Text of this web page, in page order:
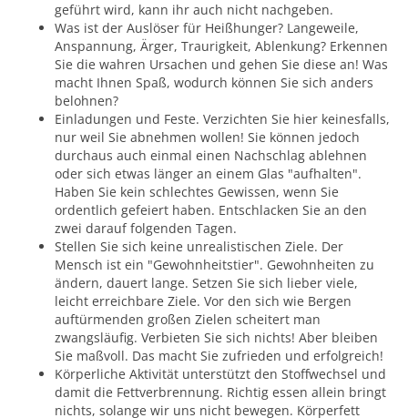
geführt wird, kann ihr auch nicht nachgeben.
Was ist der Auslöser für Heißhunger? Langeweile,
Anspannung, Ärger, Traurigkeit, Ablenkung? Erkennen
Sie die wahren Ursachen und gehen Sie diese an! Was
macht Ihnen Spaß, wodurch können Sie sich anders
belohnen?
Einladungen und Feste. Verzichten Sie hier keinesfalls,
nur weil Sie abnehmen wollen! Sie können jedoch
durchaus auch einmal einen Nachschlag ablehnen
oder sich etwas länger an einem Glas "aufhalten".
Haben Sie kein schlechtes Gewissen, wenn Sie
ordentlich gefeiert haben. Entschlacken Sie an den
zwei darauf folgenden Tagen.
Stellen Sie sich keine unrealistischen Ziele. Der
Mensch ist ein "Gewohnheitstier". Gewohnheiten zu
ändern, dauert lange. Setzen Sie sich lieber viele,
leicht erreichbare Ziele. Vor den sich wie Bergen
auftürmenden großen Zielen scheitert man
zwangsläufig. Verbieten Sie sich nichts! Aber bleiben
Sie maßvoll. Das macht Sie zufrieden und erfolgreich!
Körperliche Aktivität unterstützt den Stoffwechsel und
damit die Fettverbrennung. Richtig essen allein bringt
nichts, solange wir uns nicht bewegen. Körperfett